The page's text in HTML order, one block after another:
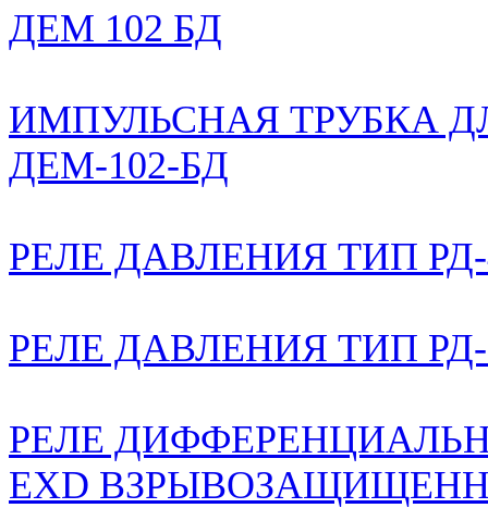
ДЕМ 102 БД
ИМПУЛЬСНАЯ ТРУБКА
ДЕМ-102-БД
РЕЛЕ ДАВЛЕНИЯ ТИП
РЕЛЕ ДАВЛЕНИЯ ТИП
РЕЛЕ
EXD